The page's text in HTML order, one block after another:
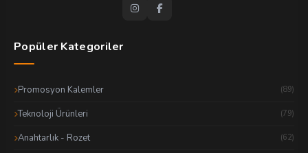
Popüler Kategoriler
Promosyon Kalemler (89)
Teknoloji Ürünleri (79)
Anahtarlık - Rozet (62)